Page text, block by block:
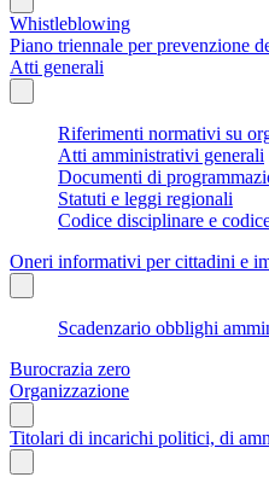
Whistleblowing
Piano triennale per prevenzione
Atti generali
Riferimenti normativi su
Atti amministrativi generali
Documenti di
Statuti e leggi regionali
Codice disciplinare e
Oneri informativi per cittadini e
Scadenzario obblighi
Burocrazia zero
Organizzazione
Titolari di incarichi politici, di